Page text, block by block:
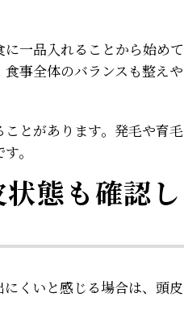
一品入れることから始めて
事全体のバランスも整えや
とがあります。発毛や育毛
。
態も確認し
くいと感じる場合は、頭皮